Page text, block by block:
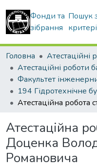
Фонди та
зібрання
Пошук
Головна
Атестаційна
Доценка
Романовича